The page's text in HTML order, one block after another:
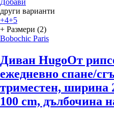
Добави
други варианти
+4+5
+ Размери (2)
Bobochic Paris
Диван HugoОт
ежедневно спане/
триместен, ширина
100 cm, дълбочина